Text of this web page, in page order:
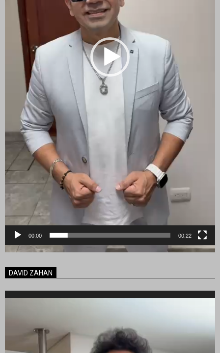
00:00 00:22
DAVID ZAHAN
Reproductor